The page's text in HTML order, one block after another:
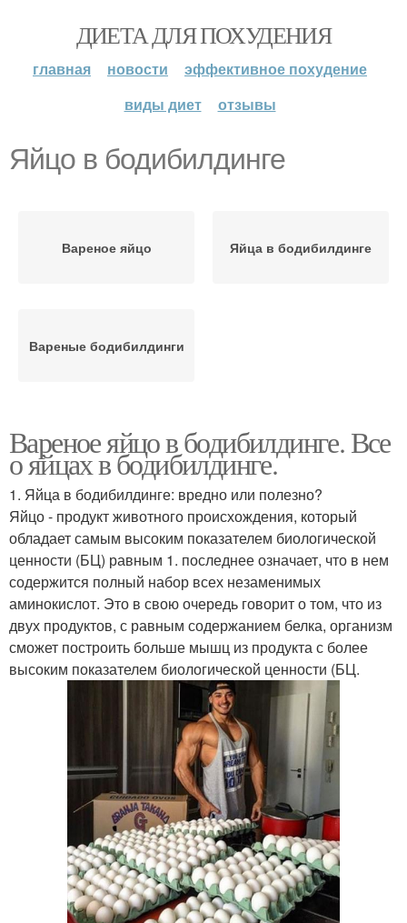
ДИЕТА ДЛЯ ПОХУДЕНИЯ
главная новости
эффективное похудение
виды диет
отзывы
Яйцо в бодибилдинге
Вареное яйцо Яйца в бодибилдинге
Вареные бодибилдинги
Вареное яйцо в бодибилдинге. Все
о яйцах в бодибилдинге.
1. Яйца в бодибилдинге: вредно или полезно?
Яйцо - продукт животного происхождения, который
обладает самым высоким показателем биологической
ценности (БЦ) равным 1. последнее означает, что в нем
содержится полный набор всех незаменимых
аминокислот. Это в свою очередь говорит о том, что из
двух продуктов, с равным содержанием белка, организм
сможет построить больше мышц из продукта с более
высоким показателем биологической ценности (БЦ.